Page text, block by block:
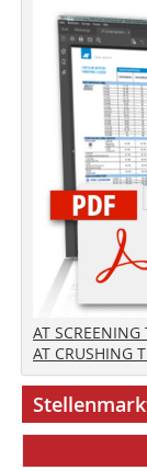
AT
AT CRUSHING